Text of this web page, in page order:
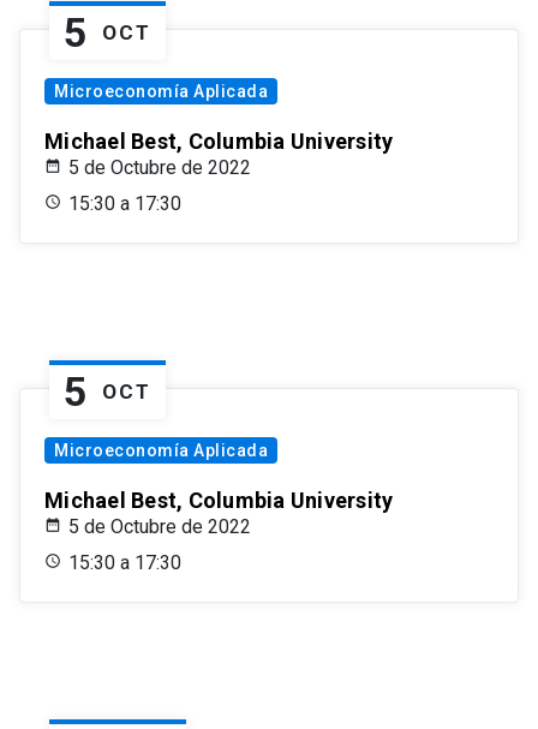
5 OCT
Microeconomía Aplicada
Michael Best, Columbia University
5 de Octubre de 2022
15:30 a 17:30
5 OCT
Microeconomía Aplicada
Michael Best, Columbia University
5 de Octubre de 2022
15:30 a 17:30